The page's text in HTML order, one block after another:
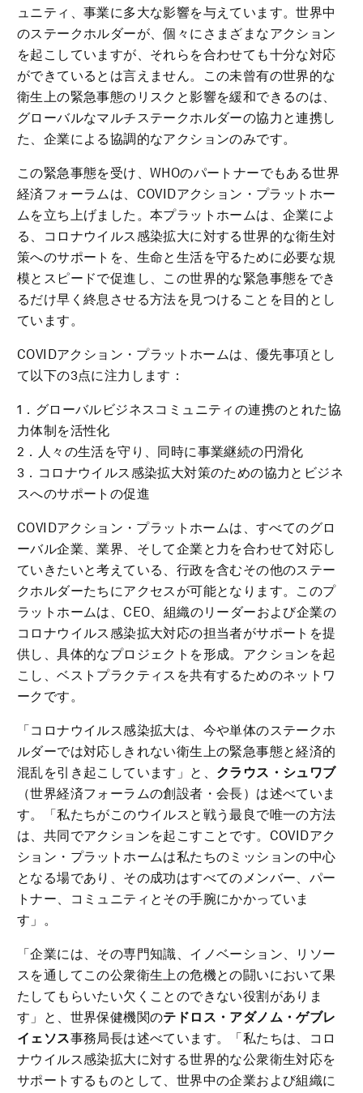
ュニティ、事業に多大な影響を与えています。世界中
のステークホルダーが、個々にさまざまなアクション
を起こしていますが、それらを合わせても十分な対応
ができているとは言えません。この未曾有の世界的な
衛生上の緊急事態のリスクと影響を緩和できるのは、
グローバルなマルチステークホルダーの協力と連携し
た、企業による協調的なアクションのみです。
この緊急事態を受け、WHOのパートナーでもある世界
経済フォーラムは、COVIDアクション・プラットホー
ムを立ち上げました。本プラットホームは、企業によ
る、コロナウイルス感染拡大に対する世界的な衛生対
策へのサポートを、生命と生活を守るために必要な規
模とスピードで促進し、この世界的な緊急事態をでき
るだけ早く終息させる方法を見つけることを目的とし
ています。
COVIDアクション・プラットホームは、優先事項とし
て以下の3点に注力します：
1．グローバルビジネスコミュニティの連携のとれた協
力体制を活性化
2．人々の生活を守り、同時に事業継続の円滑化
3．コロナウイルス感染拡大対策のための協力とビジネ
スへのサポートの促進
COVIDアクション・プラットホームは、すべてのグロ
ーバル企業、業界、そして企業と力を合わせて対応し
ていきたいと考えている、行政を含むその他のステー
クホルダーたちにアクセスが可能となります。このプ
ラットホームは、CEO、組織のリーダーおよび企業の
コロナウイルス感染拡大対応の担当者がサポートを提
供し、具体的なプロジェクトを形成。アクションを起
こし、ベストプラクティスを共有するためのネットワ
ークです。
「コロナウイルス感染拡大は、今や単体のステークホ
ルダーでは対応しきれない衛生上の緊急事態と経済的
混乱を引き起こしています」と、 クラウス・シュワブ
（世界経済フォーラムの創設者・会長）は述べていま
す。「私たちがこのウイルスと戦う最良で唯一の方法
は、共同でアクションを起こすことです。COVIDアク
ション・プラットホームは私たちのミッションの中心
となる場であり、その成功はすべてのメンバー、パー
トナー、コミュニティとその手腕にかかっていま
す」。
「企業には、その専門知識、イノベーション、リソー
スを通してこの公衆衛生上の危機との闘いにおいて果
たしてもらいたい欠くことのできない役割がありま
す」と、世界保健機関のテドロス・アダノム・ゲブレ
イェソス事務局長は述べています。「私たちは、コロ
ナウイルス感染拡大に対する世界的な公衆衛生対応を
サポートするものとして、世界中の企業および組織に